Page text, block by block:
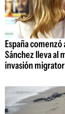
España
Sánchez lleva al
invasión